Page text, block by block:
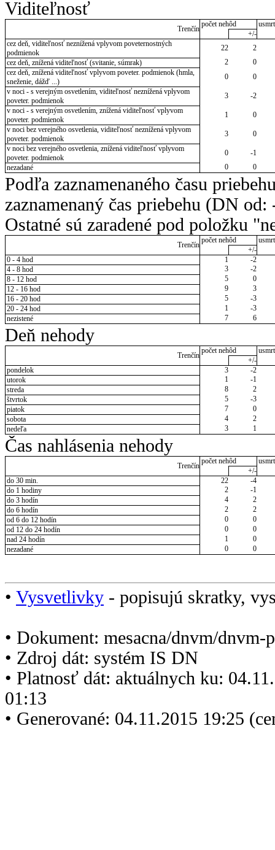
Viditeľnosť
Trenčín
počet nehôd
+/-
cez deň, viditeľnosť neznížená vplyvom poveternostných
podmienok
22
2
cez deň, znížená viditeľnosť (svitanie, súmrak)
2
0
cez deň, znížená viditeľnosť vplyvom poveter. podmienok (hmla,
sneženie, dážď ...)
0
0
v noci - s verejným osvetlením, viditeľnosť neznížená vplyvom
poveter. podmienok
3
-2
v noci - s verejným osvetlením, znížená viditeľnosť vplyvom
poveter. podmienok
1
0
v noci bez verejného osvetlenia, viditeľnosť neznížená vplyvom
poveter. podmienok
3
0
v noci bez verejného osvetlenia, znížená viditeľnosť vplyvom
poveter. podmienok
0
-1
nezadané
0 0
Podľa zaznamenaného času
zaznamenaný čas priebehu (DN
Ostatné sú zaradené pod položku
Trenčín
počet nehôd
+/-
0 - 4 hod
1
-2
4 - 8 hod
3
-2
8 - 12 hod
5
0
12 - 16 hod
9
3
16 - 20 hod
5
-3
20 - 24 hod
1
-3
nezistené
7 6
Deň nehody
Trenčín
počet nehôd
+/-
pondelok
3
-2
utorok
1
-1
streda
8
2
štvrtok
5
-3
piatok
7
0
sobota
4
2
nedeľa
3 1
Čas nahlásenia nehody
Trenčín
počet nehôd
+/-
do 30 min.
22
-4
do 1 hodiny
2
-1
do 3 hodín
4
2
do 6 hodín
2
2
od 6 do 12 hodín
0
0
od 12 do 24 hodín
0
0
nad 24 hodín
1
0
nezadané
0 0
• Vysvetlivky - popisujú skratky,
• Dokument: mesacna/dnvm/dnvm-
• Zdroj dát: systém IS DN
• Platnosť dát: aktuálnych ku:
01:13
• Generované: 04.11.2015 19:25